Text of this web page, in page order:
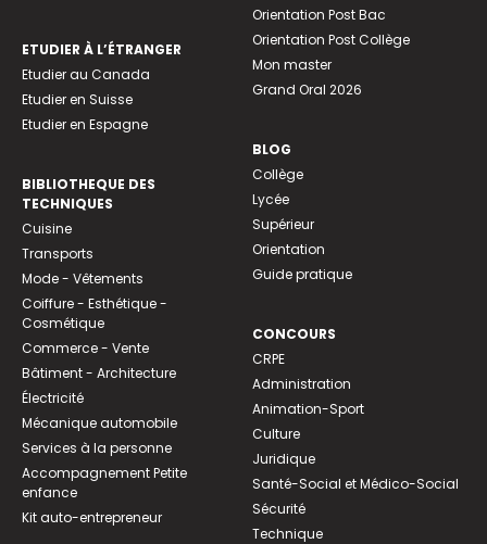
ETUDIER À L’ÉTRANGER
Etudier au Canada
Etudier en Suisse
Etudier en Espagne
BIBLIOTHEQUE DES
TECHNIQUES
Cuisine
Transports
Mode - Vêtements
Coiffure - Esthétique -
Cosmétique
Commerce - Vente
Bâtiment - Architecture
Électricité
Mécanique automobile
Services à la personne
Accompagnement Petite
enfance
Kit auto-entrepreneur
Orientation Post Bac
Orientation Post Collège
Mon master
Grand Oral 2026
BLOG
Collège
Lycée
Supérieur
Orientation
Guide pratique
CONCOURS
CRPE
Administration
Animation-Sport
Culture
Juridique
Santé-Social et Médico-Social
Sécurité
Technique